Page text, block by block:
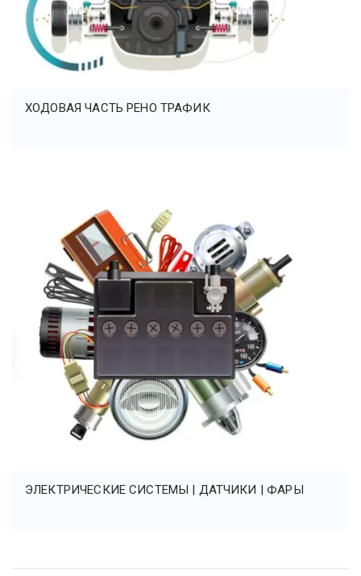
ХОДОВАЯ ЧАСТЬ РЕНО ТРАФИК
ЭЛЕКТРИЧЕСКИЕ СИСТЕМЫ | ДАТЧИКИ | ФАРЫ